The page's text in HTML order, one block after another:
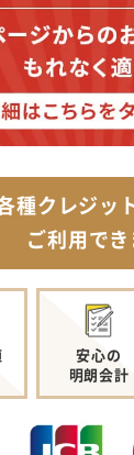
種クレジッ
ご利用で
安心の
明朗会計